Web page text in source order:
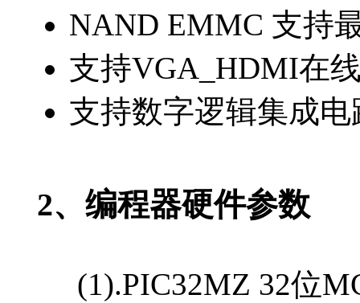
NAND EMMC 支持
支持VGA_HDMI在
支持数字逻辑集成
2、编程器硬件参数
(1).PIC32MZ 32位